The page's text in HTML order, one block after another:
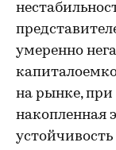
умеренно
на рынке,
накопленная